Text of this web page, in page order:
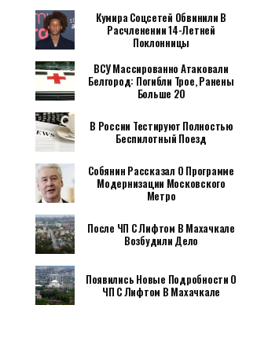
Кумира Соцсетей Обвинили В
Расчленении 14-Летней
Поклонницы
ВСУ Массированно Атаковали
Белгород: Погибли Трое, Ранены
Больше 20
В России Тестируют Полностью
Беспилотный Поезд
Собянин Рассказал О Программе
Модернизации Московского
Метро
После ЧП С Лифтом В Махачкале
Возбудили Дело
Появились Новые Подробности О
ЧП С Лифтом В Махачкале